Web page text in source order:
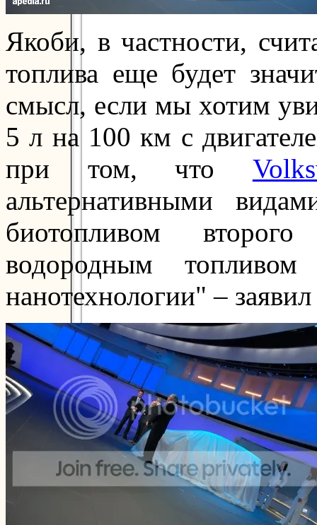
Якоби, в частности,
топлива еще будет
смысл, если мы хотим
5 л на 100 км с
при том, что
альтернативными
биотопливом второго
водородным
нанотехнологии" –